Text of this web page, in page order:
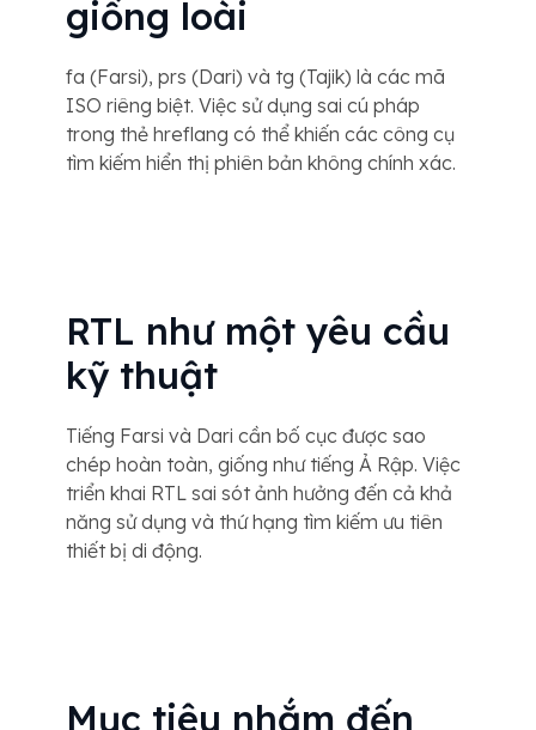
giống loài
fa (Farsi), prs (Dari) và tg (Tajik) là các mã
ISO riêng biệt. Việc sử dụng sai cú pháp
trong thẻ hreflang có thể khiến các công cụ
tìm kiếm hiển thị phiên bản không chính xác.
RTL như một yêu cầu
kỹ thuật
Tiếng Farsi và Dari cần bố cục được sao
chép hoàn toàn, giống như tiếng Ả Rập. Việc
triển khai RTL sai sót ảnh hưởng đến cả khả
năng sử dụng và thứ hạng tìm kiếm ưu tiên
thiết bị di động.
Mục tiêu nhắm đến